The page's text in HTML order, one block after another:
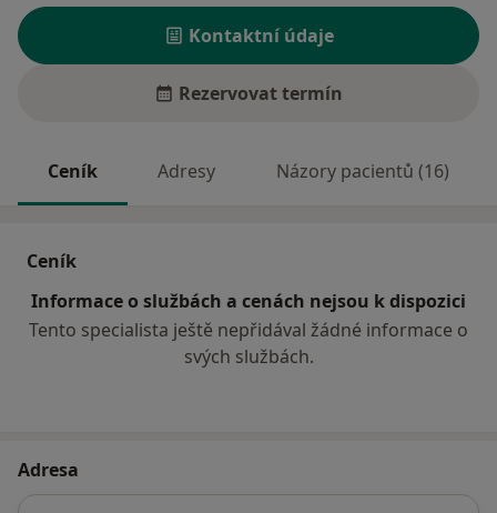
Kontaktní údaje
Rezervovat termín
Ceník Adresy Názory pacientů (16)
Ceník
Informace o službách a cenách nejsou k dispozici
Tento specialista ještě nepřidával žádné informace o
svých službách.
Adresa